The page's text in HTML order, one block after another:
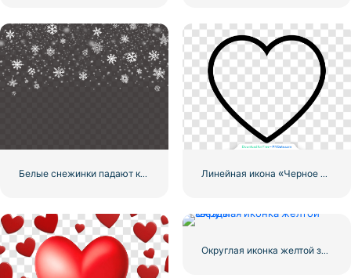
Белые снежинки падают клипарт фон Линейная икона «Черное сердце» — 2
Округлая иконка желтой звезды